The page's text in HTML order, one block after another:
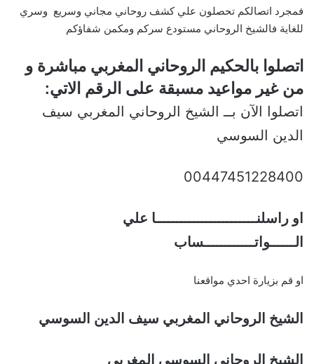
فمجرد اتصالكم تحصلون علي كشف روحاني مجاني وسريع وسري
للغاية فالشيخ الروحاني مستودع سركم ومكمن شفاؤكم
اتصلوا بالحكيم الروحاني المغربي مباشرة و
من غير مواعيد مسبقة على الرقم الاتي:
اتصلوا الآن بــ الشيخ الروحاني المغربي سيف
الدين السوسي
00447451228400
او راسلنــــــــــــــــــــــــا علي
الــــــواتــــــــــــساب
او قم بزيارة احدي مواقعنا
الشيخ الروحاني المغربي سيف الدين السوسي
الشيخ الروحاني السوسي المغربي